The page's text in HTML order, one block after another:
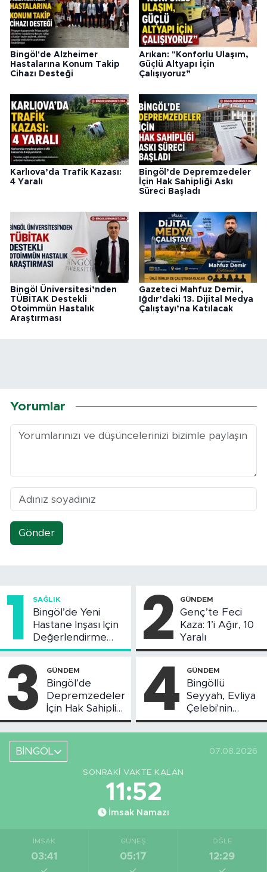
Bingöl'de Alzheimer
Hastalarına Konum Takip
Cihazı Desteği
Arıkan: "Konforlu Ulaşım,
Güçlü Altyapı İçin
Çalışıyoruz”
Karlıova’da Trafik Kazası:
4 Yaralı
Bingöl’de Depremzedeler
İçin Hak Sahipliği Askı
Süreci Başladı
Bingöl Üniversitesi’nden
TÜBİTAK Destekli
Otoimmün Hastalık
Araştırması
Gazeteci Mahfuz Demir,
Iğdır’daki 13. Dijital Medya
Çalıştayı’na Katılacak
Yorumlar
Gönder
1 SAĞLIK
Bingöl’de Yeni
Hastane İnşası İçin
Değerlendirme
Toplantısı Yapıldı
2 GÜNDEM
Genç’te Feci
Kaza: 1’i Ağır, 10
Yaralı
3 GÜNDEM
Bingöl’de
Depremzedeler
İçin Hak Sahipliği
Askı Süreci
Başladı
4 GÜNDEM
Bingöllü
Seyyah, Evliya
Çelebi'nin
Bahsettiği
Bingöl'deki O
BİNGÖL 07.08.2026
SONRAKI VAKTE KALAN
11:51
İmsak Namazı
İMSAK
03:41
GÜNEŞ
05:17
ÖĞLE
12:29